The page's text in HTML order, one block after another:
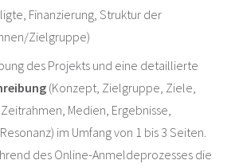
Finanzierung, Struktur der
Zielgruppe)
des Projekts und eine detaillierte
(Konzept, Zielgruppe, Ziele,
Medien, Ergebnisse,
im Umfang von 1 bis 3 Seiten.
des Online-Anmeldeprozesses die